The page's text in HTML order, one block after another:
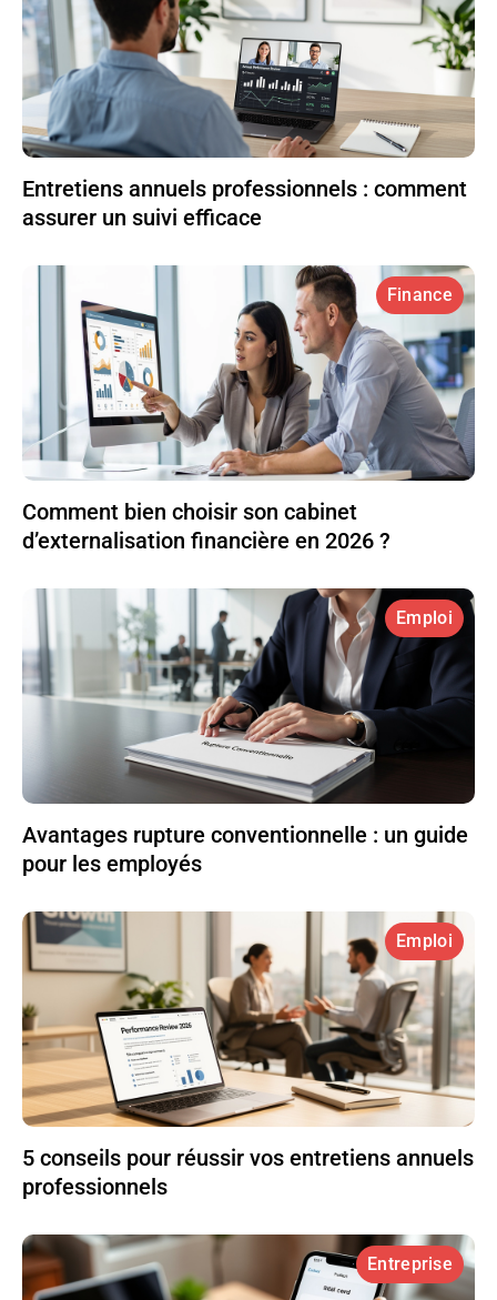
Entretiens annuels professionnels : comment
assurer un suivi efficace
Finance
Comment bien choisir son cabinet
d’externalisation financière en 2026 ?
Emploi
Avantages rupture conventionnelle : un guide
pour les employés
Emploi
5 conseils pour réussir vos entretiens annuels
professionnels
Entreprise